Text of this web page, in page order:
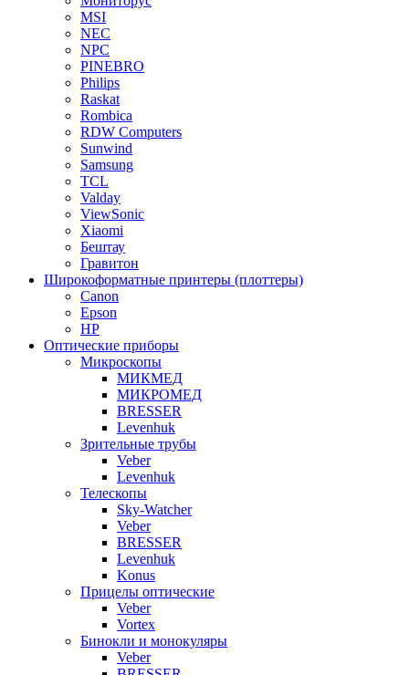
MSI
NEC
NPC
PINEBRO
Philips
Raskat
Rombica
RDW Computers
Sunwind
Samsung
TCL
Valday
ViewSonic
Xiaomi
Бештау
Гравитон
Широкоформатные принтеры (плоттеры)
Canon
Epson
HP
Оптические приборы
Микроскопы
МИКМЕД
МИКРОМЕД
BRESSER
Levenhuk
Зрительные трубы
Veber
Levenhuk
Телескопы
Sky-Watcher
Veber
BRESSER
Levenhuk
Konus
Прицелы оптические
Veber
Vortex
Бинокли и монокуляры
Veber